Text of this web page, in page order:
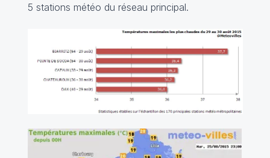
5 stations météo du réseau principal.